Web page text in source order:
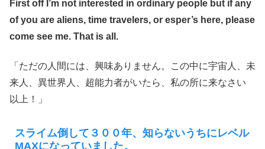
First off I’m not interested in ordinary people but if any
of you are aliens, time travelers, or esper’s here, please
come see me. That is all.
「ただの人間には、興味ありません。この中に宇宙人、未
来人、異世界人、超能力者がいたら、私の所に来なさい
以上！」
スライム倒して３００年、知らないうちにレベル
MAXになっていました。